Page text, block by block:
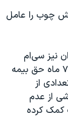
چوب را عامل
نیز سی‌ام
خرداد ماه به ایلنا گفته بود «۴ ماه مزد و ۷ ماه حق بیمه
از
از عدم
کمک کرده